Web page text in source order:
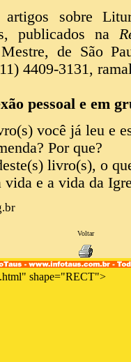
sobre
publicados na
de São
4409-3131,
pessoal e em
você já leu e
Por que?
livro(s), o
vida e a vida da
Voltar
shape="RECT">